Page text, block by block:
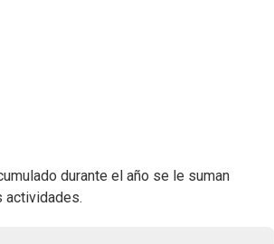
durante el año se le suman
actividades.